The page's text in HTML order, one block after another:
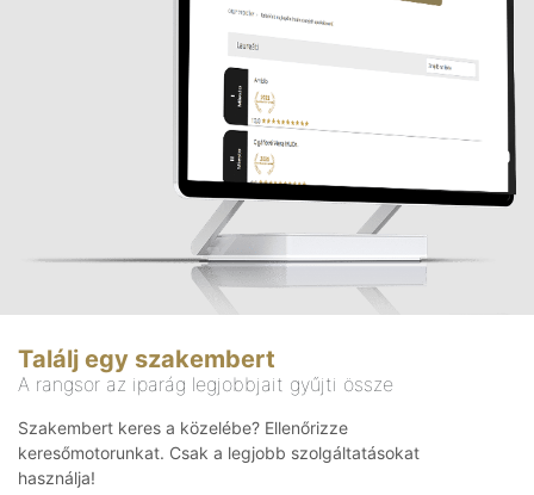
Találj egy szakembert
A rangsor az iparág legjobbjait gyűjti össze
Szakembert keres a közelébe? Ellenőrizze
keresőmotorunkat. Csak a legjobb szolgáltatásokat
használja!